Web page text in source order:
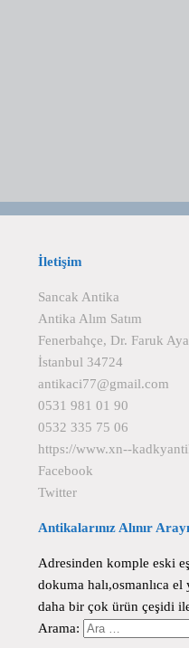
İletişim
Sancak Antika
Antika Alım Satım
Fenerbahçe, Dr. Faruk
İstanbul 34724
antikaci77@gmail.com
0531 981 01 90
0532 335 75 06
https://www.xn--
Facebook
Twitter
Antikalarınız Alınır
Adresinden komple eski
dokuma halı,osmanlıca
daha bir çok ürün çeşidi
Arama: